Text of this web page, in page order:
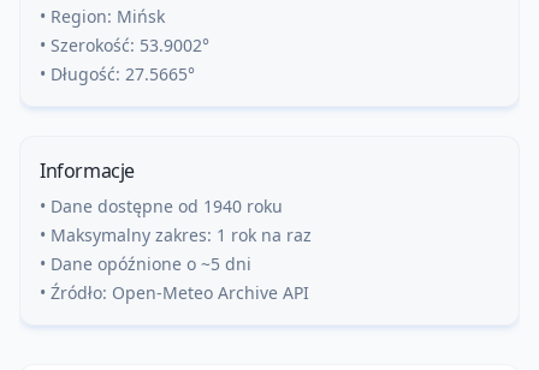
• Region: Mińsk
• Szerokość: 53.9002°
• Długość: 27.5665°
Informacje
• Dane dostępne od 1940 roku
• Maksymalny zakres: 1 rok na raz
• Dane opóźnione o ~5 dni
• Źródło: Open-Meteo Archive API